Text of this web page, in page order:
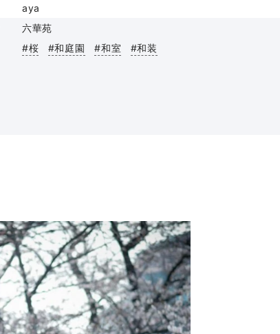
aya
六華苑
#桜 #和庭園 #和室 #和装